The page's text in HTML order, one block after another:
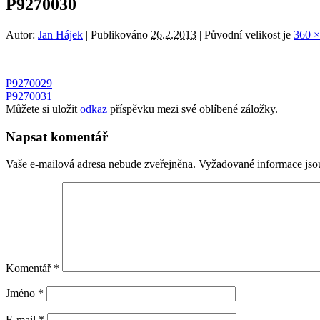
P9270030
Autor: Jan Hájek | Publikováno 26.2.2013 | Původní velikost je 360
P9270029
P9270031
Můžete si uložit odkaz příspěvku mezi své oblíbené záložky.
Napsat komentář
Vaše e-mailová adresa nebude zveřejněna. Vyžadované informace
Komentář *
Jméno *